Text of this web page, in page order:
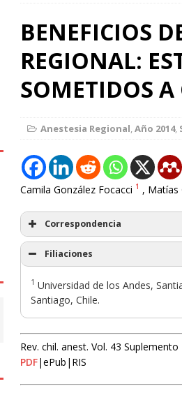
BENEFICIOS
REGIONAL:
SOMETIDOS
Anestesia Regional,Año 2014,
Camila González Focacci 1 , Matías
Correspondencia
Filiaciones
1 Universidad de los Andes,
Santiago, Chile.
Rev. chil. anest. Vol. 43
PDF|ePub|RIS